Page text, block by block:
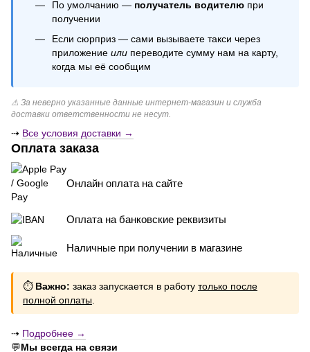
Декоративные восковые свечи
По умолчанию — получатель водителю при
получении
Если сюрприз — сами вызываете такси через
приложение или переводите сумму нам на карту,
когда мы её сообщим
⚠ За неверно указанные данные интернет-магазин и служба
доставки ответственности не несут.
⇢ Все условия доставки →
Оплата заказа
Онлайн оплата на сайте
Оплата на банковские реквизиты
Наличные при получении в магазине
⏱ Важно: заказ запускается в работу только после
полной оплаты.
⇢ Подробнее →
💬Мы всегда на связи